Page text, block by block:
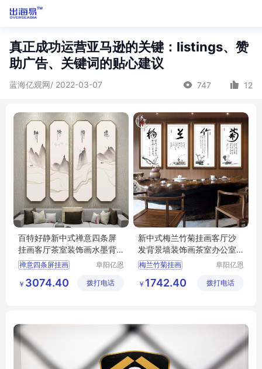
真正成功运营亚马逊的关键：listings、赞
助广告、关键词的贴心建议
蓝海亿观网/ 2022-03-07 747 12
百特好静新中式禅意四条屏
挂画客厅茶室装饰画水墨背
景墙壁画
禅意四条屏挂画
挂画 装饰画
阜阳亿恩
有限公司
￥ 3074.40 拨打电话
新中式梅兰竹菊挂画客厅沙
发背景墙装饰画茶室办公室
壁画国画
梅兰竹菊挂画
挂画 装饰画
阜阳亿恩
有限公司
￥ 1742.40 拨打电话